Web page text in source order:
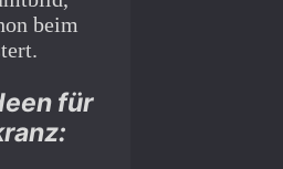
beim
für